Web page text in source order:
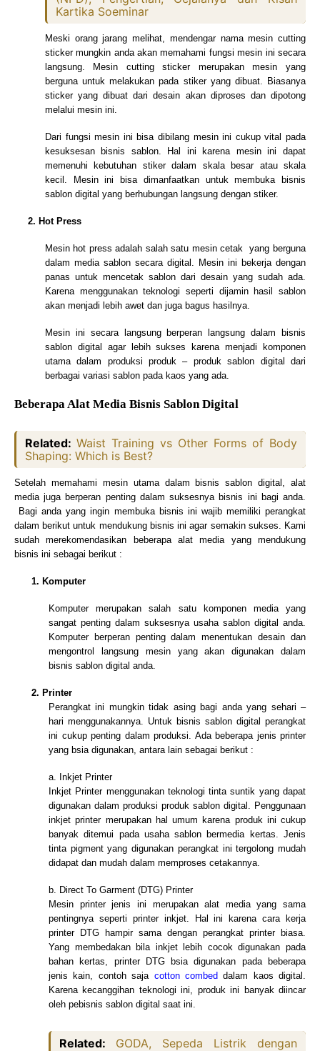
Kartika Soeminar
Meski orang jarang melihat, mendengar nama mesin cutting
sticker mungkin anda akan memahami fungsi mesin ini secara
langsung. Mesin cutting sticker merupakan mesin yang
berguna untuk melakukan pada stiker yang dibuat. Biasanya
sticker yang dibuat dari desain akan diproses dan dipotong
melalui mesin ini.
Dari fungsi mesin ini bisa dibilang mesin ini cukup vital pada
kesuksesan bisnis sablon. Hal ini karena mesin ini dapat
memenuhi kebutuhan stiker dalam skala besar atau skala
kecil. Mesin ini bisa dimanfaatkan untuk membuka bisnis
sablon digital yang berhubungan langsung dengan stiker.
2. Hot Press
Mesin hot press adalah salah satu mesin cetak yang berguna
dalam media sablon secara digital. Mesin ini bekerja dengan
panas untuk mencetak sablon dari desain yang sudah ada.
Karena menggunakan teknologi seperti dijamin hasil sablon
akan menjadi lebih awet dan juga bagus hasilnya.
Mesin ini secara langsung berperan langsung dalam bisnis
sablon digital agar lebih sukses karena menjadi komponen
utama dalam produksi produk – produk sablon digital dari
berbagai variasi sablon pada kaos yang ada.
Beberapa Alat Media Bisnis Sablon Digital
Related: Waist Training vs Other Forms of Body
Shaping: Which is Best?
Setelah memahami mesin utama dalam bisnis sablon digital, alat
media juga berperan penting dalam suksesnya bisnis ini bagi anda.
Bagi anda yang ingin membuka bisnis ini wajib memiliki perangkat
dalam berikut untuk mendukung bisnis ini agar semakin sukses. Kami
sudah merekomendasikan beberapa alat media yang mendukung
bisnis ini sebagai berikut :
1. Komputer
Komputer merupakan salah satu komponen media yang
sangat penting dalam suksesnya usaha sablon digital anda.
Komputer berperan penting dalam menentukan desain dan
mengontrol langsung mesin yang akan digunakan dalam
bisnis sablon digital anda.
2. Printer
Perangkat ini mungkin tidak asing bagi anda yang sehari –
hari menggunakannya. Untuk bisnis sablon digital perangkat
ini cukup penting dalam produksi. Ada beberapa jenis printer
yang bsia digunakan, antara lain sebagai berikut :
a. Inkjet Printer
Inkjet Printer menggunakan teknologi tinta suntik yang dapat
digunakan dalam produksi produk sablon digital. Penggunaan
inkjet printer merupakan hal umum karena produk ini cukup
banyak ditemui pada usaha sablon bermedia kertas. Jenis
tinta pigment yang digunakan perangkat ini tergolong mudah
didapat dan mudah dalam memproses cetakannya.
b. Direct To Garment (DTG) Printer
Mesin printer jenis ini merupakan alat media yang sama
pentingnya seperti printer inkjet. Hal ini karena cara kerja
printer DTG hampir sama dengan perangkat printer biasa.
Yang membedakan bila inkjet lebih cocok digunakan pada
bahan kertas, printer DTG bsia digunakan pada beberapa
jenis kain, contoh saja cotton combeddalam kaos digital.
Karena kecanggihan teknologi ini, produk ini banyak diincar
oleh pebisnis sablon digital saat ini.
Related: GODA, Sepeda Listrik dengan